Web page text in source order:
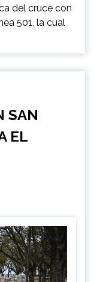
del cruce con
501, la cual
SAN
EL